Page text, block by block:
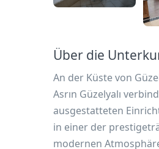
Über die
An der Küste von
Asrın Güzelyalı
ausgestatteten
in einer der
modernen